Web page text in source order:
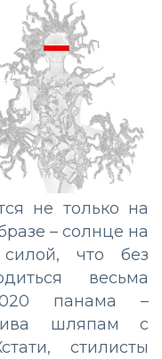
не только на
– солнце на
что без
весьма
панама –
шляпам с
стилисты